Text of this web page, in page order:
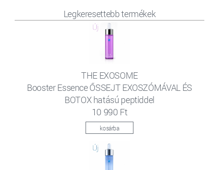
Legkeresettebb termékek
THE EXOSOME
Booster Essence ŐSSEJT EXOSZÓMÁVAL ÉS
BOTOX hatású peptiddel
10 990 Ft
kosárba